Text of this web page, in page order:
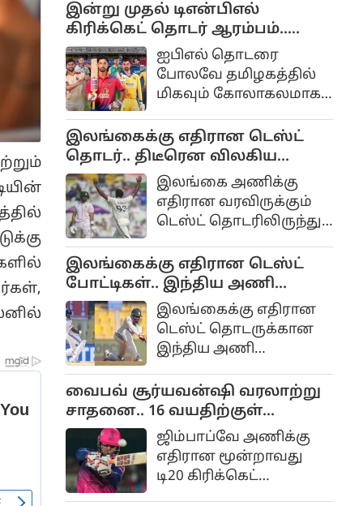
இன்று முதல் டிஎன்பிஎல்
கிரிக்கெட் தொடர் ஆரம்பம்..
முதல் போட்டி யார் யாருக்கு?
ஐபிஎல் தொடரை
போலவே தமிழகத்தில்
மிகவும் கோலாகலமாக
டி20 கிரிக்கெட்
திருவிழாவின் பத்தாவது
சீசன் இன்று ஆகஸ்ட்
4ஆம் தேதி
கோலாகலமாக
தொடங்குகிறது.
இலங்கைக்கு எதிரான டெஸ்ட்
தொடர்.. திடீரென விலகிய
பும்ரா.. என்ன காரணம்?
இலங்கை அணிக்கு
எதிரான வரவிருக்கும்
டெஸ்ட் தொடரிலிருந்து
வேகப்பந்து வீச்சாளர்
பும்ரா காயம் காரணமாக
திடீரென விலகியுள்ளது
இந்திய அணிக்குப்
பெரும் பின்னடைவாக
அமைந்துள்ளது.
இலங்கைக்கு எதிரான டெஸ்ட்
போட்டிகள்.. இந்திய அணி
அறிவிப்பு.. மீண்டும் வருகிறார்
ஜடேஜா...
இலங்கைக்கு எதிரான
டெஸ்ட் தொடருக்கான
இந்திய அணி
இந்த அணியில்
காயத்தில் இருந்து
முழுமையாக மீண்டுள்ள
அனுபவமிக்க சுழற்பந்து
வீச்சு ஆல்-ரவுண்டர்
ரவீந்திர ஜடேஜா
வைபவ் சூர்யவன்ஷி வரலாற்று
சாதனை.. 16 வயதிற்குள்
இதுவரை யாருமே செய்யாத
சாதனை...!
ஜிம்பாப்வே அணிக்கு
எதிரான மூன்றாவது
டி20 கிரிக்கெட்